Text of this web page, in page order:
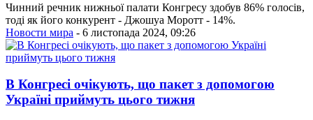
Чинний речник нижньої палати Конгресу здобув 86% голосів,
тоді як його конкурент - Джошуа Моротт - 14%.
Новости мира - 6 листопада 2024, 09:26
В Конгресі очікують, що пакет з допомогою
Україні приймуть цього тижня